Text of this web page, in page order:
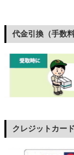
代金引換（手数
クレジットカー